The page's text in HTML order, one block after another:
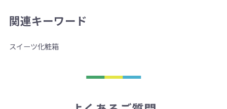
関連キーワード
スイーツ化粧箱